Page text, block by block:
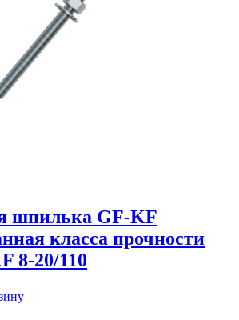
шпилька GF-KF
класса прочности
8-20/110